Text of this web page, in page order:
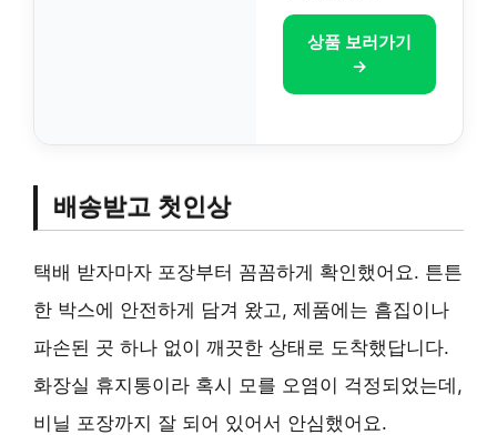
상품 보러가기
→
배송받고 첫인상
택배 받자마자 포장부터 꼼꼼하게 확인했어요. 튼튼
한 박스에 안전하게 담겨 왔고, 제품에는 흠집이나
파손된 곳 하나 없이 깨끗한 상태로 도착했답니다.
화장실 휴지통이라 혹시 모를 오염이 걱정되었는데,
비닐 포장까지 잘 되어 있어서 안심했어요.